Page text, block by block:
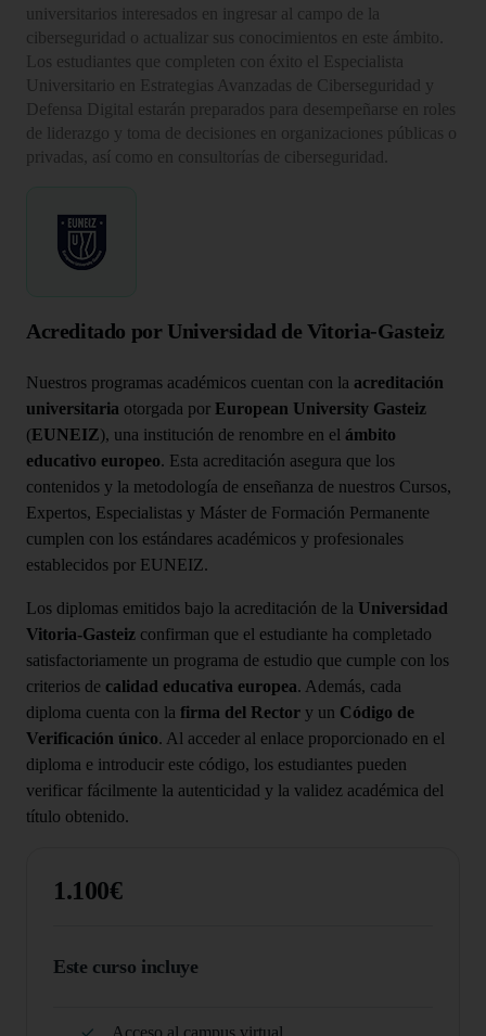
universitarios interesados en ingresar al campo de la
ciberseguridad o actualizar sus conocimientos en este ámbito.
Los estudiantes que completen con éxito el Especialista
Universitario en Estrategias Avanzadas de Ciberseguridad y
Defensa Digital estarán preparados para desempeñarse en roles
de liderazgo y toma de decisiones en organizaciones públicas o
privadas, así como en consultorías de ciberseguridad.
Acreditado por Universidad de Vitoria-Gasteiz
Nuestros programas académicos cuentan con la acreditación
universitaria otorgada por European University Gasteiz
(EUNEIZ), una institución de renombre en el ámbito
educativo europeo. Esta acreditación asegura que los
contenidos y la metodología de enseñanza de nuestros Cursos,
Expertos, Especialistas y Máster de Formación Permanente
cumplen con los estándares académicos y profesionales
establecidos por EUNEIZ.
Los diplomas emitidos bajo la acreditación de la Universidad
Vitoria-Gasteiz confirman que el estudiante ha completado
satisfactoriamente un programa de estudio que cumple con los
criterios de calidad educativa europea. Además, cada
diploma cuenta con la firma del Rector y un Código de
Verificación único. Al acceder al enlace proporcionado en el
diploma e introducir este código, los estudiantes pueden
verificar fácilmente la autenticidad y la validez académica del
título obtenido.
1.100€
Este curso incluye